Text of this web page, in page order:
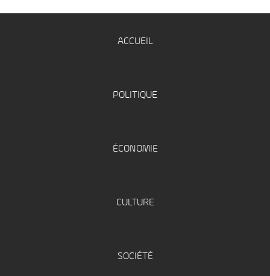
ACCUEIL
POLITIQUE
ÉCONOMIE
CULTURE
SOCIÉTÉ